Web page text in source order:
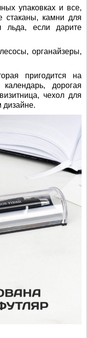
упаковках и все,
стаканы, камни для
льда, если дарите
органайзеры,
пригодится на
дорогая
чехол для
дизайне.